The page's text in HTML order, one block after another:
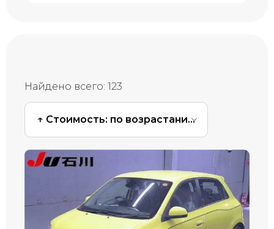
Найдено всего: 123
↑ Стоимость: по возрастанию